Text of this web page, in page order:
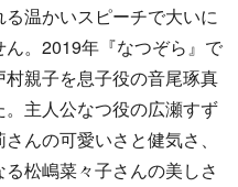
温かいスピーチで大いに
。2019年『なつぞら』で
親子を息子役の音尾琢真
主人公なつ役の広瀬すず
んの可愛いさと健気さ、
松嶋菜々子さんの美しさ